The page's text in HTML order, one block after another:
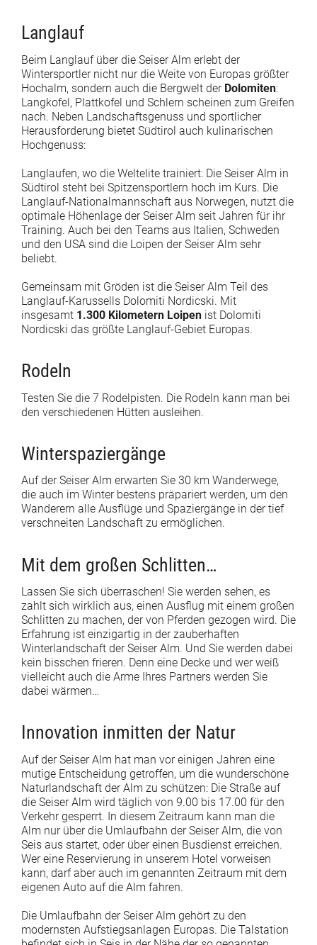
Langlauf
Beim Langlauf über die Seiser Alm erlebt der
Wintersportler nicht nur die Weite von Europas größter
Hochalm, sondern auch die Bergwelt der Dolomiten:
Langkofel, Plattkofel und Schlern scheinen zum Greifen
nach. Neben Landschaftsgenuss und sportlicher
Herausforderung bietet Südtirol auch kulinarischen
Hochgenuss:
Langlaufen, wo die Weltelite trainiert: Die Seiser Alm in
Südtirol steht bei Spitzensportlern hoch im Kurs. Die
Langlauf-Nationalmannschaft aus Norwegen, nutzt die
optimale Höhenlage der Seiser Alm seit Jahren für ihr
Training. Auch bei den Teams aus Italien, Schweden
und den USA sind die Loipen der Seiser Alm sehr
beliebt.
Gemeinsam mit Gröden ist die Seiser Alm Teil des
Langlauf-Karussells Dolomiti Nordicski. Mit
insgesamt 1.300 Kilometern Loipen ist Dolomiti
Nordicski das größte Langlauf-Gebiet Europas.
Rodeln
Testen Sie die 7 Rodelpisten. Die Rodeln kann man bei
den verschiedenen Hütten ausleihen.
Winterspaziergänge
Auf der Seiser Alm erwarten Sie 30 km Wanderwege,
die auch im Winter bestens präpariert werden, um den
Wanderern alle Ausflüge und Spaziergänge in der tief
verschneiten Landschaft zu ermöglichen.
Mit dem großen Schlitten…
Lassen Sie sich überraschen! Sie werden sehen, es
zahlt sich wirklich aus, einen Ausflug mit einem großen
Schlitten zu machen, der von Pferden gezogen wird. Die
Erfahrung ist einzigartig in der zauberhaften
Winterlandschaft der Seiser Alm. Und Sie werden dabei
kein bisschen frieren. Denn eine Decke und wer weiß
vielleicht auch die Arme Ihres Partners werden Sie
dabei wärmen…
Innovation inmitten der Natur
Auf der Seiser Alm hat man vor einigen Jahren eine
mutige Entscheidung getroffen, um die wunderschöne
Naturlandschaft der Alm zu schützen: Die Straße auf
die Seiser Alm wird täglich von 9.00 bis 17.00 für den
Verkehr gesperrt. In diesem Zeitraum kann man die
Alm nur über die Umlaufbahn der Seiser Alm, die von
Seis aus startet, oder über einen Busdienst erreichen.
Wer eine Reservierung in unserem Hotel vorweisen
kann, darf aber auch im genannten Zeitraum mit dem
eigenen Auto auf die Alm fahren.
Die Umlaufbahn der Seiser Alm gehört zu den
modernsten Aufstiegsanlagen Europas. Die Talstation